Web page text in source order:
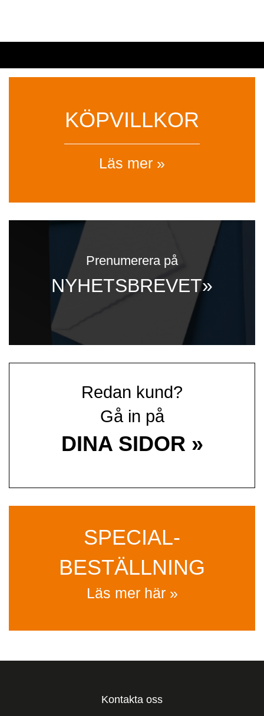
KÖPVILLKOR
Läs mer »
Prenumerera på
NYHETSBREVET»
Redan kund?
Gå in på
DINA SIDOR »
SPECIAL­
BESTÄLLNING
Läs mer här »
Kontakta oss